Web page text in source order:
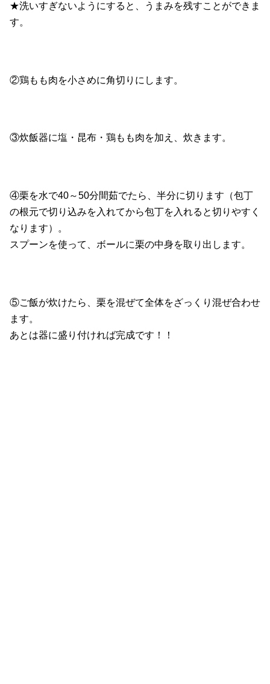
★洗いすぎないようにすると、うまみを残すことができま
す。
②鶏もも肉を小さめに角切りにします。
③炊飯器に塩・昆布・鶏もも肉を加え、炊きます。
④栗を水で40～50分間茹でたら、半分に切ります（包丁
の根元で切り込みを入れてから包丁を入れると切りやすく
なります）。
スプーンを使って、ボールに栗の中身を取り出します。
⑤ご飯が炊けたら、栗を混ぜて全体をざっくり混ぜ合わせ
ます。
あとは器に盛り付ければ完成です！！